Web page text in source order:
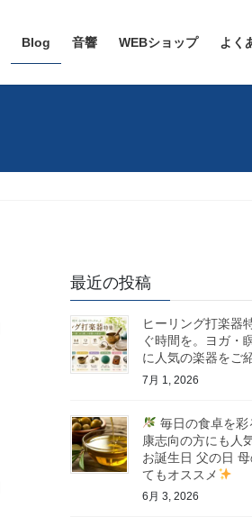
Blog 音響 WEBショップ よく
最近の投稿
ヒーリング打楽器
ぐ時間を。ヨガ・
に人気の楽器をご
7月 1, 2026
毎日の食卓を
康志向の方にも人
お誕生日 父の日
てもオススメ
6月 3, 2026